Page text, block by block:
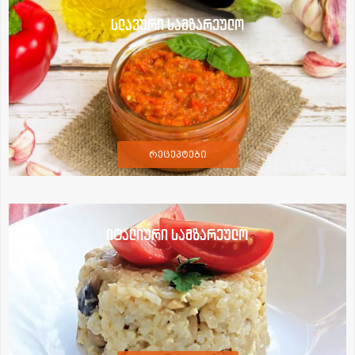
სლავური სამზარეულო
რეცეპტები
იტალიური სამზარეულო